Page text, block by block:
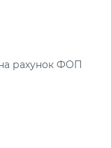
рахунок ФОП